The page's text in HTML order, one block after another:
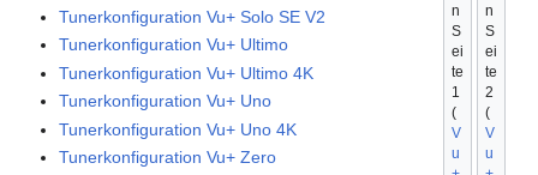
Tunerkonfiguration Vu+ Solo SE V2
Tunerkonfiguration Vu+ Ultimo
Tunerkonfiguration Vu+ Ultimo 4K
Tunerkonfiguration Vu+ Uno
Tunerkonfiguration Vu+ Uno 4K
Tunerkonfiguration Vu+ Zero
n
S
ei
te
1
(
V
u
n
S
ei
te
2
(
V
u